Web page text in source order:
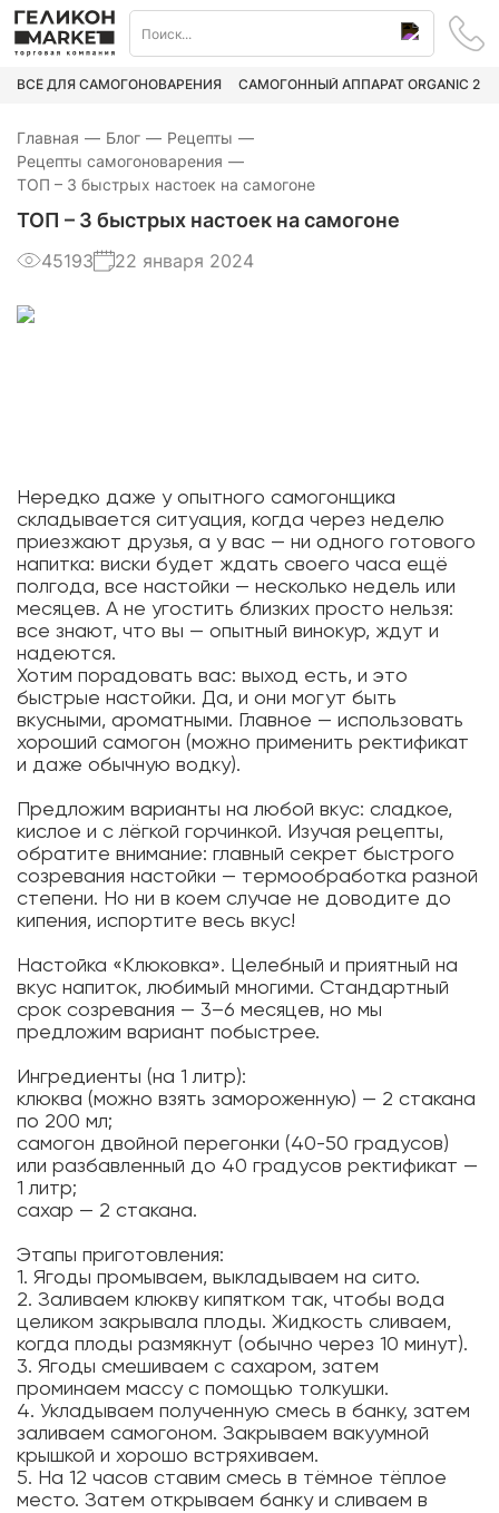
ВСЁ ДЛЯ САМОГОНОВАРЕНИЯ САМОГОННЫЙ АППАРАТ ORGANIC 2
Главная — Блог — Рецепты —
Рецепты самогоноварения —
ТОП – 3 быстрых настоек на самогоне
ТОП – 3 быстрых настоек на самогоне
45193 22 января 2024
Нередко даже у опытного самогонщика
складывается ситуация, когда через неделю
приезжают друзья, а у вас — ни одного готового
напитка: виски будет ждать своего часа ещё
полгода, все настойки — несколько недель или
месяцев. А не угостить близких просто нельзя:
все знают, что вы — опытный винокур, ждут и
надеются.
Хотим порадовать вас: выход есть, и это
быстрые настойки. Да, и они могут быть
вкусными, ароматными. Главное — использовать
хороший самогон (можно применить ректификат
и даже обычную водку).
Предложим варианты на любой вкус: сладкое,
кислое и с лёгкой горчинкой. Изучая рецепты,
обратите внимание: главный секрет быстрого
созревания настойки — термообработка разной
степени. Но ни в коем случае не доводите до
кипения, испортите весь вкус!
Настойка «Клюковка». Целебный и приятный на
вкус напиток, любимый многими. Стандартный
срок созревания — 3–6 месяцев, но мы
предложим вариант побыстрее.
Ингредиенты (на 1 литр):
клюква (можно взять замороженную) — 2 стакана
по 200 мл;
самогон двойной перегонки (40-50 градусов)
или разбавленный до 40 градусов ректификат —
1 литр;
сахар — 2 стакана.
Этапы приготовления:
1. Ягоды промываем, выкладываем на сито.
2. Заливаем клюкву кипятком так, чтобы вода
целиком закрывала плоды. Жидкость сливаем,
когда плоды размякнут (обычно через 10 минут).
3. Ягоды смешиваем с сахаром, затем
проминаем массу с помощью толкушки.
4. Укладываем полученную смесь в банку, затем
заливаем самогоном. Закрываем вакуумной
крышкой и хорошо встряхиваем.
5. На 12 часов ставим смесь в тёмное тёплое
место. Затем открываем банку и сливаем в